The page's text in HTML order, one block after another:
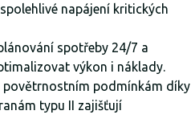
napájení kritických
spotřeby 24/7 a
výkon i náklady.
povětrnostním podmínkám díky
typu II zajišťují